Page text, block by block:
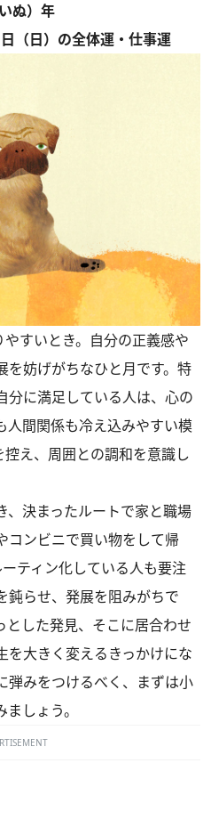
ぬ）年
（日）の全体運・仕事運
すいとき。自分の正義感や
を妨げがちなひと月です。特
分に満足している人は、心の
人間関係も冷え込みやすい模
え、周囲との調和を意識し
決まったルートで家と職場
コンビニで買い物をして帰
ティン化している人も要注
鈍らせ、発展を阻みがちで
とした発見、そこに居合わせ
を大きく変えるきっかけにな
弾みをつけるべく、まずは小
しょう。